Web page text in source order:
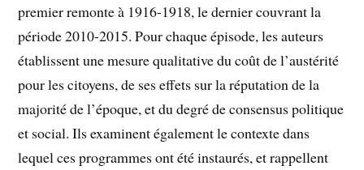
premier remonte à 1916-1918, le dernier couvrant la
période 2010-2015. Pour chaque épisode, les auteurs
établissent une mesure qualitative du coût de l’austérité
pour les citoyens, de ses effets sur la réputation de la
majorité de l’époque, et du degré de consensus politique
et social. Ils examinent également le contexte dans
lequel ces programmes ont été instaurés, et rappellent